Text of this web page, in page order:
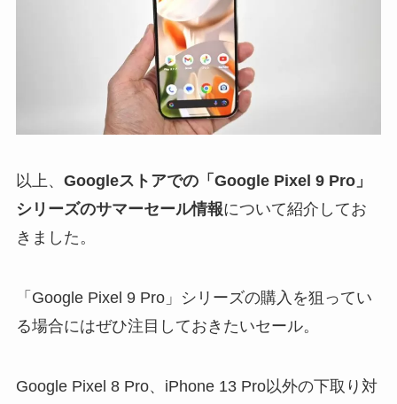
以上、 Googleストアでの「Google Pixel 9 Pro」
シリーズのサマーセール情報について紹介してお
きました。
「Google Pixel 9 Pro」シリーズの購入を狙ってい
る場合にはぜひ注目しておきたいセール。
Google Pixel 8 Pro、​iPhone 13 Pro以外の下取り対